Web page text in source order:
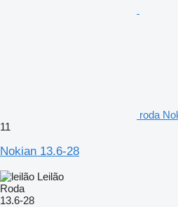
roda
11
Nokian 13.6-28
Leilão
Roda
13.6-28